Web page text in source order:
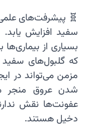
🧬 پیشرفت‌های
سفید افزایش
بسیاری از
که گلبول‌های سفید
مزمن می‌تواند در
شدن عروق منجر
عفونت‌ها نقش
دخیل هستند.